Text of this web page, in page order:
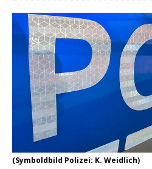
(Symboldbild Polizei: K. Weidlich)